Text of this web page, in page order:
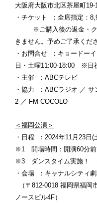
大阪府大阪市北区茶屋町19-1
・チケット ：全席指定：
※ご購入後の返金・クレ
きません。予めご了承くだ
・お問合せ ：キョードー
日・土曜11:00-18:00 ※日
・主催 ：ABCテレビ
・協力 ：ABCラジオ ／
2 ／ FM COCOLO
＜福岡公演＞
・日程 ：2024年11月23
※1 開場時間：開演60分
※3 ダンスタイム実施！
・会場 ：キャナルシティ
（〒812-0018 福岡県福岡
ノースビル4F）